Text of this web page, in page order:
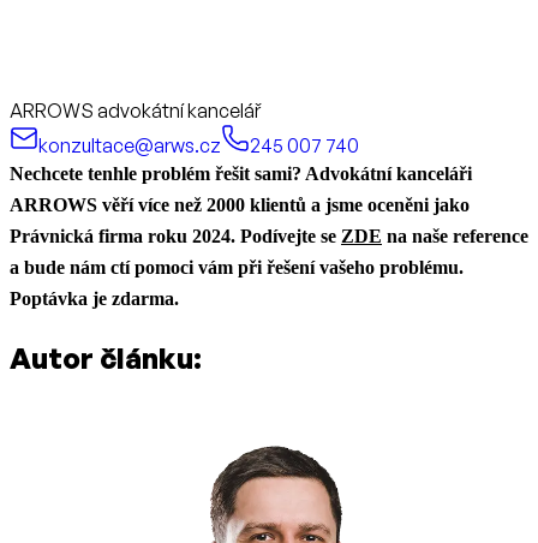
ARROWS advokátní kancelář
konzultace@arws.cz
245 007 740
Nechcete tenhle problém řešit sami? Advokátní kanceláři
ARROWS věří více než 2000 klientů a jsme oceněni jako
Právnická firma roku 2024. Podívejte se ZDE na naše reference
a bude nám ctí pomoci vám při řešení vašeho problému.
Poptávka je zdarma.
Autor článku: